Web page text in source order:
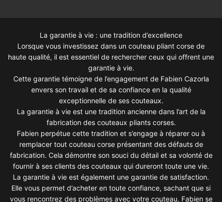
La garantie à vie : une tradition d’excellence
Lorsque vous investissez dans un couteau pliant corse de
haute qualité, il est essentiel de rechercher ceux qui offrent une
garantie à vie.
Cette garantie témoigne de l’engagement de Fabien Cazorla
envers son travail et de sa confiance en la qualité
exceptionnelle de ses couteaux.
La garantie à vie est une tradition ancienne dans l’art de la
fabrication des couteaux pliants corses.
Fabien perpétue cette tradition et s’engage à réparer ou à
remplacer tout couteau corse présentant des défauts de
fabrication. Cela démontre son souci du détail et sa volonté de
fournir à ses clients des couteaux qui dureront toute une vie.
La garantie à vie est également une garantie de satisfaction.
Elle vous permet d’acheter en toute confiance, sachant que si
vous rencontrez des problèmes avec votre couteau, Fabien se